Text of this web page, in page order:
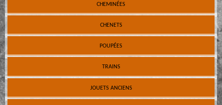
CHEMINÉES
CHENETS
POUPÉES
TRAINS
JOUETS ANCIENS